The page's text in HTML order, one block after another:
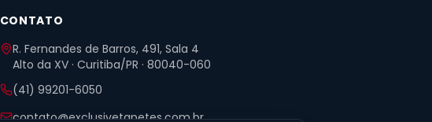
CONTATO
R. Fernandes de Barros, 491, Sala 4
Alto da XV · Curitiba/PR · 80040-060
(41) 99201-6050
contato@exclusivetapetes.com.br